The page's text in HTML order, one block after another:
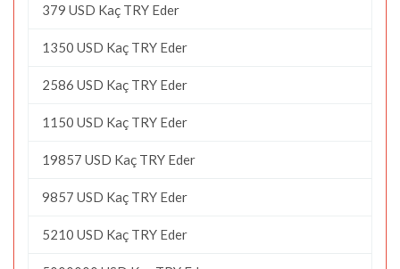
379 USD Kaç TRY Eder
1350 USD Kaç TRY Eder
2586 USD Kaç TRY Eder
1150 USD Kaç TRY Eder
19857 USD Kaç TRY Eder
9857 USD Kaç TRY Eder
5210 USD Kaç TRY Eder